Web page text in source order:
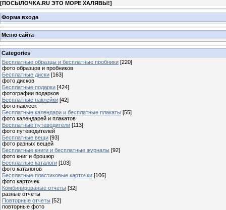
[ПОСЫЛОЧКА.RU ЭТО МОРЕ ХАЛЯВЫ!]
Форма входа
Меню сайта
Categories
Бесплатные образцы и бесплатные пробники [220]
фото образцов и пробников
Бесплатные диски [163]
фото дисков
Бесплатные подарки [424]
фотографии подарков
Бесплатные наклейки [42]
фото наклеек
Бесплатные календари и бесплатные плакаты [55]
фото календарей и плакатов
Бесплатные путеводители [113]
фото путеводителей
Бесплатные вещи [93]
фото разных вещей
Бесплатные книги и бесплатные журналы [92]
фото книг и брошюр
Бесплатные каталоги [103]
фото каталогов
Бесплатные пластиковые карточки [106]
фото карточек
Комбинированые отчеты [32]
разные отчеты
Повторные отчеты [52]
повторные фото